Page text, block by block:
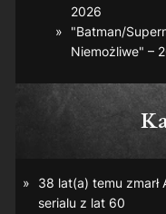
2026
"Batman/
Niemożliwe" –
38 lat(a) temu
serialu z lat 60